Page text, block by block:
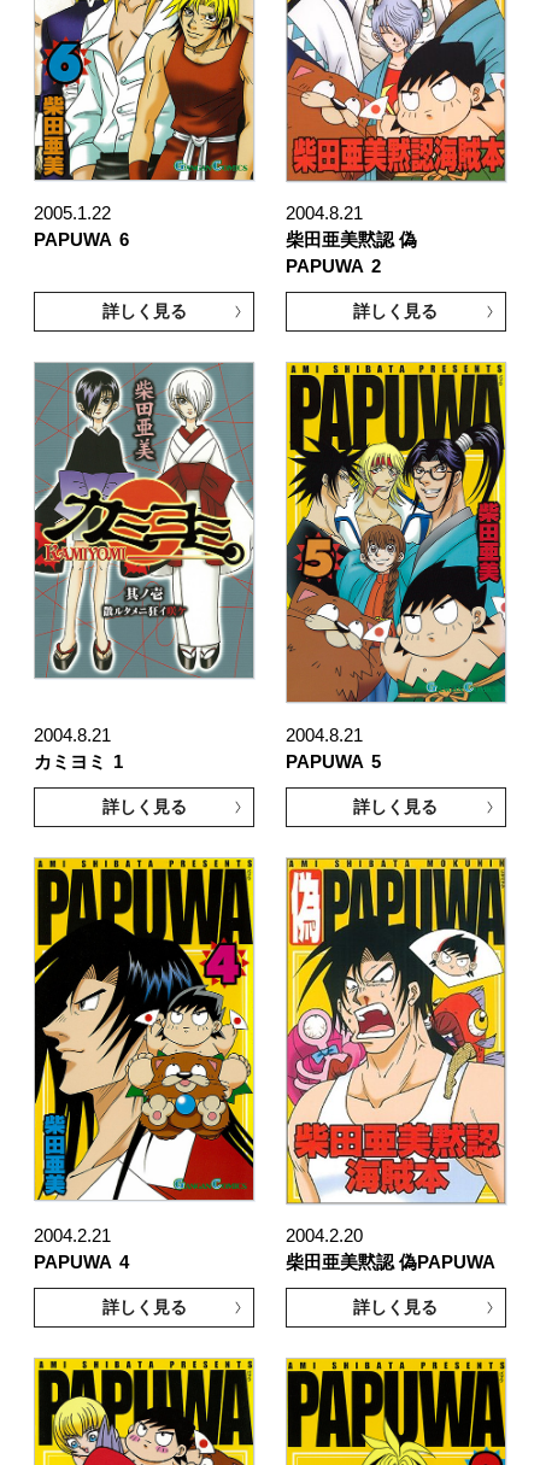
2005.1.22
PAPUWA 6
詳しく見る
2004.8.21
柴田亜美黙認 偽
PAPUWA 2
詳しく見る
2004.8.21
カミヨミ
1
詳しく見る
2004.8.21
PAPUWA 5
詳しく見る
2004.2.21
PAPUWA 4
詳しく見る
2004.2.20
柴田亜美黙認 偽PAPUWA
詳しく見る